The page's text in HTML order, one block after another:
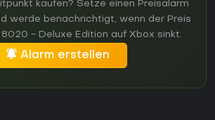
kaufen? Setze einen Preisalarm
werde benachrichtigt, wenn der Preis
- Deluxe Edition auf Xbox sinkt.
Alarm erstellen